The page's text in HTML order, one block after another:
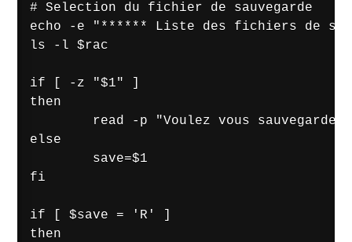
# Selection du fichier de sauvegarde
echo -e "****** Liste des fichiers de
ls -l $rac
if [ -z "$1" ]
then
read -p "Voulez vous
else
        save=$1
fi
if [ $save = 'R' ]
then